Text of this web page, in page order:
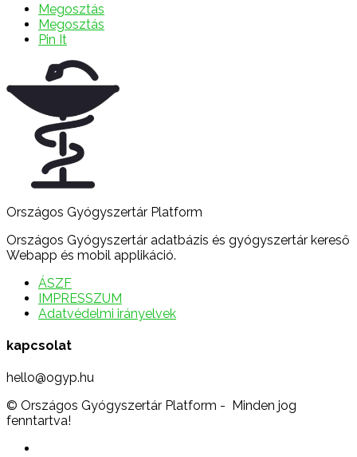
Megosztás
Megosztás
Pin It
Országos Gyógyszertár Platform
Országos Gyógyszertár adatbázis és gyógyszertár kereső
Webapp és mobil applikáció.
ÁSZF
IMPRESSZUM
Adatvédelmi irányelvek
kapcsolat
hello@ogyp.hu
© Országos Gyógyszertár Platform - Minden jog
fenntartva!